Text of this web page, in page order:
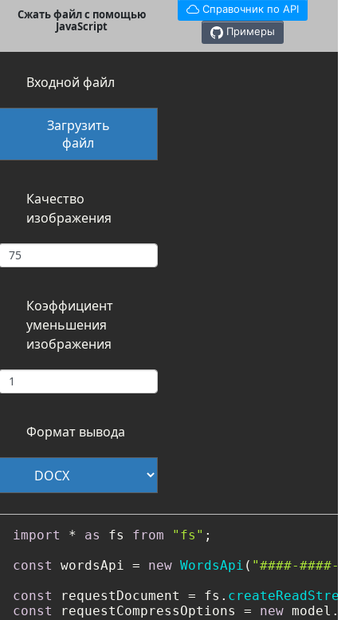
Сжать файл с помощью
JavaScript
Справочник по API
Примеры
Входной файл
Загрузить
файл
Качество
изображения
Коэффициент
уменьшения
изображения
Формат вывода
import * as fs from "fs" ;
const
wordsApi = new WordsApi ( "####-####-
const
requestDocument = fs. createReadStream
const
requestCompressOptions = new model.